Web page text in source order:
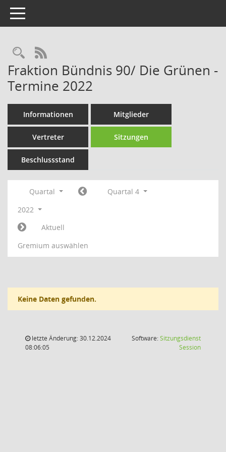
Toggle navigation
Rechercheauswahl
RSS-Feed
Fraktion Bündnis 90/ Die Grünen -
Termine 2022
Informationen Mitglieder
Vertreter Sitzungen
Beschlussstand
Quartal
Quartal 4
2022
Aktuell
Gremium auswählen
Keine Daten gefunden.
letzte Änderung: 30.12.2024
08:06:05
Software:Sitzungsdienst
Session(Wird in